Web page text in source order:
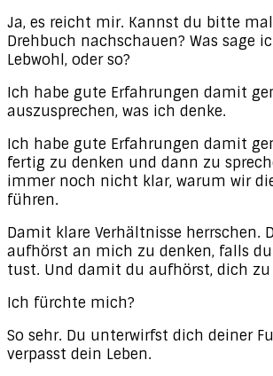
Ja, es reicht mir. Kannst du bitte
Drehbuch nachschauen? Was sage
Lebwohl, oder so?
Ich habe gute Erfahrungen damit
auszusprechen, was ich denke.
Ich habe gute Erfahrungen damit
fertig zu denken und dann zu
immer noch nicht klar, warum wir
führen.
Damit klare Verhältnisse herrschen.
aufhörst an mich zu denken, falls
tust. Und damit du aufhörst, dich
Ich fürchte mich?
So sehr. Du unterwirfst dich deiner
verpasst dein Leben.